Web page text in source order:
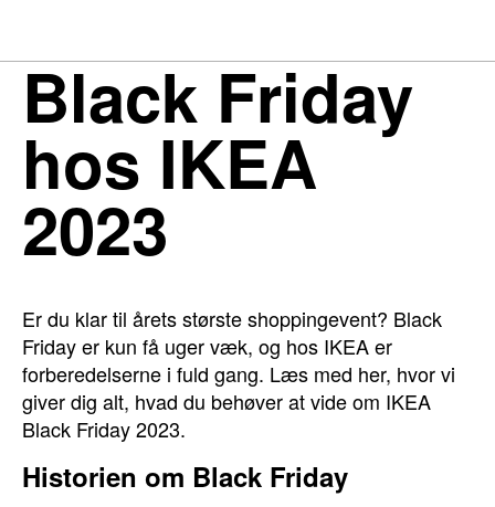
Black Friday
hos IKEA
2023
Er du klar til årets største shoppingevent? Black
Friday er kun få uger væk, og hos IKEA er
forberedelserne i fuld gang. Læs med her, hvor vi
giver dig alt, hvad du behøver at vide om IKEA
Black Friday 2023.
Historien om Black Friday